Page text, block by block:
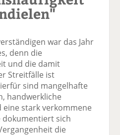
war das Jahr
denn die
und die damit
Streitfälle ist
sind mangelhafte
handwerkliche
stark verkommene
dokumentiert sich
die